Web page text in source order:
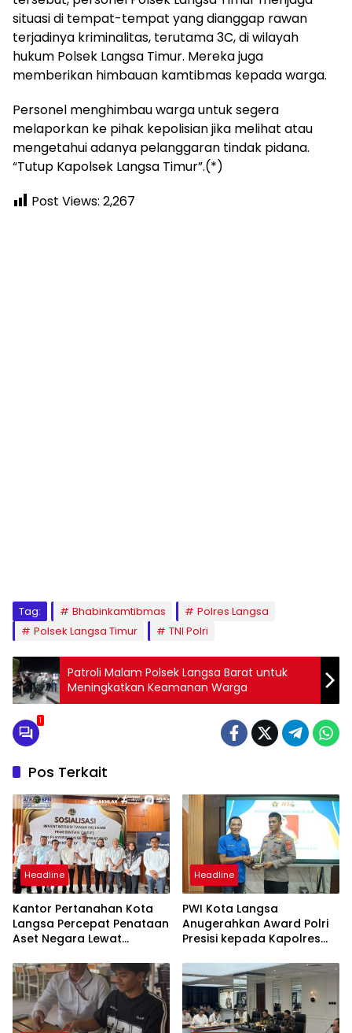
situasi di tempat-tempat yang dianggap rawan
terjadinya kriminalitas, terutama 3C, di wilayah
hukum Polsek Langsa Timur. Mereka juga
memberikan himbauan kamtibmas kepada warga.
Personel menghimbau warga untuk segera
melaporkan ke pihak kepolisian jika melihat atau
mengetahui adanya pelanggaran tindak pidana.
“Tutup Kapolsek Langsa Timur”.(*)
Post Views: 2,267
Tag: Bhabinkamtibmas
Polres Langsa
Polsek Langsa Timur
TNI Polri
Patroli Malam Polsek Langsa Barat untuk
Meningkatkan Keamanan Warga
1
Pos Terkait
Headline
Kantor Pertanahan Kota
Langsa Percepat Penataan
Aset Negara Lewat
Headline
PWI Kota Langsa
Anugerahkan Award Polri
Presisi kepada Kapolres